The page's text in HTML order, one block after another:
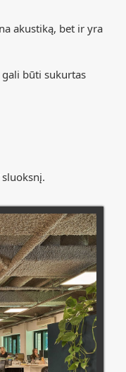
akustiką, bet ir yra
būti sukurtas